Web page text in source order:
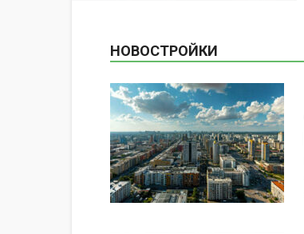
НОВОСТРОЙКИ